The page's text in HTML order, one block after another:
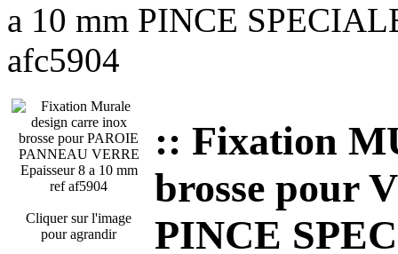
a 10 mm PINCE
afc5904
Cliquer sur l'image
pour agrandir
:: Fixation
brosse pour
PINCE